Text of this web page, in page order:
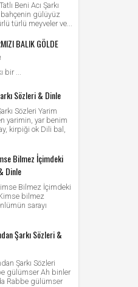
Beni Acı Şarkı
gülüyüz
türlü meyveler ve...
BALIK GÖLDE
bir ...
Sözleri & Dinle
Sözleri Yarim
yarimin, yar benim
kirpiği ok Dili bal,
Bilmez İçimdeki
Dinle
Bilmez İçimdeki
Kimse bilmez
sarayı
Şarkı Sözleri &
Şarkı Sözleri
gülümser Ah binler
Rabbe gülümser